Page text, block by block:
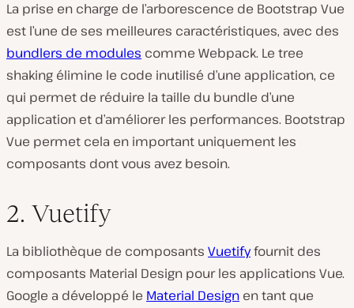
La prise en charge de l’arborescence de Bootstrap Vue
est l’une de ses meilleures caractéristiques, avec des
bundlers de modules comme Webpack. Le tree
shaking élimine le code inutilisé d’une application, ce
qui permet de réduire la taille du bundle d’une
application et d’améliorer les performances. Bootstrap
Vue permet cela en important uniquement les
composants dont vous avez besoin.
2. Vuetify
La bibliothèque de composants Vuetifyfournit des
composants Material Design pour les applications Vue.
Google a développé le Material Design en tant que